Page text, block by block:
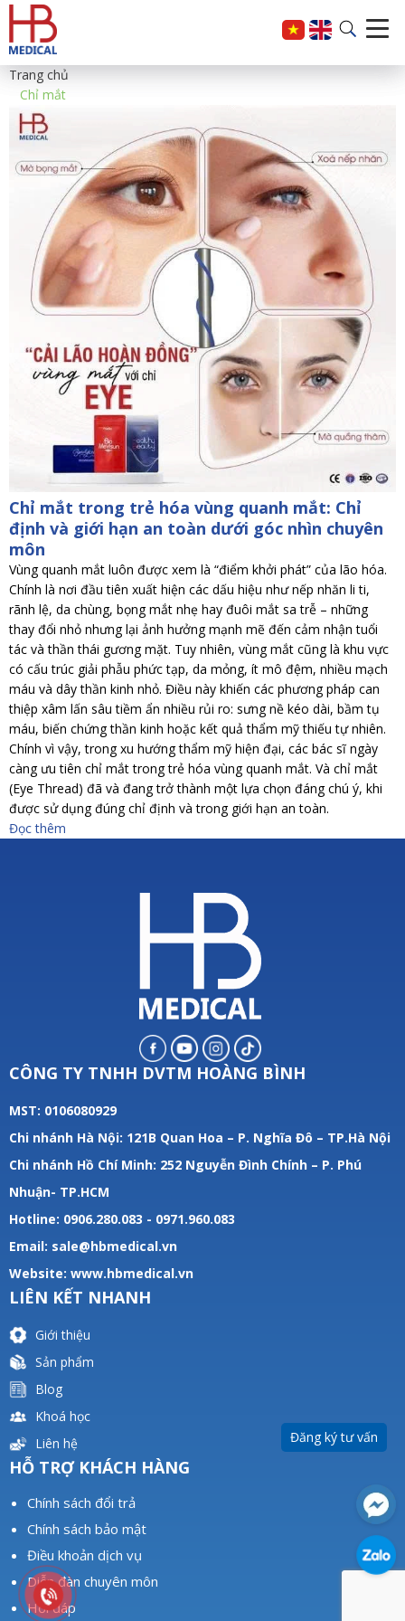
Trang chủ
Chỉ mắt
Chỉ mắt trong trẻ hóa vùng quanh mắt: Chỉ
định và giới hạn an toàn dưới góc nhìn chuyên
môn
Vùng quanh mắt luôn được xem là “điểm khởi phát” của lão hóa.
Chính là nơi đầu tiên xuất hiện các dấu hiệu như nếp nhăn li ti,
rãnh lệ, da chùng, bọng mắt nhẹ hay đuôi mắt sa trễ – những
thay đổi nhỏ nhưng lại ảnh hưởng mạnh mẽ đến cảm nhận tuổi
tác và thần thái gương mặt. Tuy nhiên, vùng mắt cũng là khu vực
có cấu trúc giải phẫu phức tạp, da mỏng, ít mô đệm, nhiều mạch
máu và dây thần kinh nhỏ. Điều này khiến các phương pháp can
thiệp xâm lấn sâu tiềm ẩn nhiều rủi ro: sưng nề kéo dài, bầm tụ
máu, biến chứng thần kinh hoặc kết quả thẩm mỹ thiếu tự nhiên.
Chính vì vậy, trong xu hướng thẩm mỹ hiện đại, các bác sĩ ngày
càng ưu tiên chỉ mắt trong trẻ hóa vùng quanh mắt. Và chỉ mắt
(Eye Thread) đã và đang trở thành một lựa chọn đáng chú ý, khi
được sử dụng đúng chỉ định và trong giới hạn an toàn.
Đọc thêm
Đăng ký tư vấn
CÔNG TY TNHH DVTM HOÀNG BÌNH
MST: 0106080929
Chi nhánh Hà Nội: 121B Quan Hoa – P. Nghĩa Đô – TP.Hà Nội
Chi nhánh Hồ Chí Minh: 252 Nguyễn Đình Chính – P. Phú
Nhuận- TP.HCM
Hotline: 0906.280.083 - 0971.960.083
Email: sale@hbmedical.vn
Website: www.hbmedical.vn
LIÊN KẾT NHANH
Giới thiệu
Sản phẩm
Blog
Khoá học
Liên hệ
HỖ TRỢ KHÁCH HÀNG
Chính sách đổi trả
Chính sách bảo mật
Điều khoản dịch vụ
Diễn đàn chuyên môn
Hỏi đáp